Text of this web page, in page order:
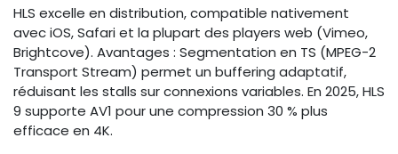
HLS excelle en distribution, compatible nativement
avec iOS, Safari et la plupart des players web (Vimeo,
Brightcove). Avantages : Segmentation en TS (MPEG-2
Transport Stream) permet un buffering adaptatif,
réduisant les stalls sur connexions variables. En 2025, HLS
9 supporte AV1 pour une compression 30 % plus
efficace en 4K.